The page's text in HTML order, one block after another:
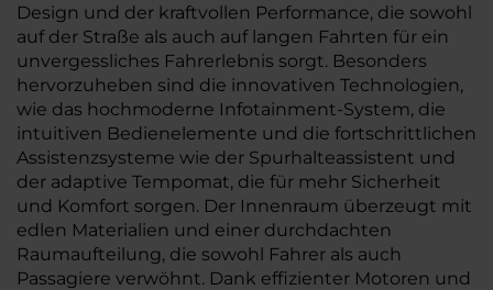
Design und der kraftvollen Performance, die sowohl
auf der Straße als auch auf langen Fahrten für ein
unvergessliches Fahrerlebnis sorgt. Besonders
hervorzuheben sind die innovativen Technologien,
wie das hochmoderne Infotainment-System, die
intuitiven Bedienelemente und die fortschrittlichen
Assistenzsysteme wie der Spurhalteassistent und
der adaptive Tempomat, die für mehr Sicherheit
und Komfort sorgen. Der Innenraum überzeugt mit
edlen Materialien und einer durchdachten
Raumaufteilung, die sowohl Fahrer als auch
Passagiere verwöhnt. Dank effizienter Motoren und